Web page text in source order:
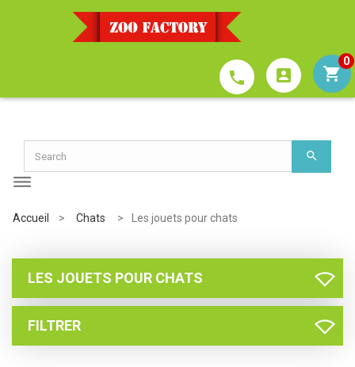
0
account_box
phone
Accueil > Chats > Les jouets pour chats
LES JOUETS POUR CHATS
FILTRER